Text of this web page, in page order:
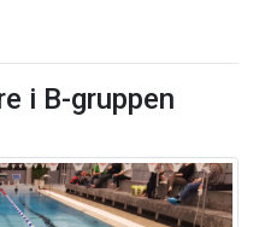
i B-gruppen